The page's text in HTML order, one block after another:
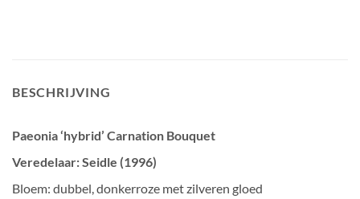
BESCHRIJVING
Paeonia ‘hybrid’ Carnation Bouquet
Veredelaar: Seidle (1996)
Bloem: dubbel, donkerroze met zilveren gloed